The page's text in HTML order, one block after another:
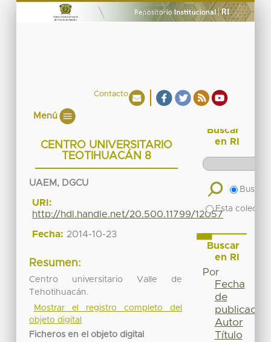
Contacto
Menú
CENTRO UNIVERSITARIO
TEOTIHUACÁN 8
UAEM, DGCU
URI:
http://hdl.handle.net/20.500.11799/12057
Fecha: 2014-10-23
Resumen:
Centro universitario Valle de
Tehotihuacán.
Mostrar el registro completo del
objeto digital
Ficheros en el objeto digital
Buscar
en RI
Buscar
Esta
Buscar
en RI
Por
Fecha
de
publicación
Autor
Título